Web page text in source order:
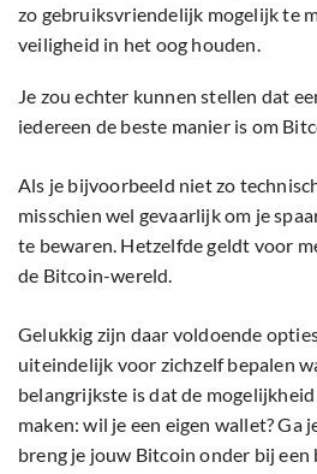
zo gebruiksvriendelijk mogelijk te
veiligheid in het oog houden.
Je zou echter kunnen stellen dat
iedereen de beste manier is om
Als je bijvoorbeeld niet zo
misschien wel gevaarlijk om je
te bewaren. Hetzelfde geldt voor
de Bitcoin-wereld.
Gelukkig zijn daar voldoende
uiteindelijk voor zichzelf bepalen
belangrijkste is dat de
maken: wil je een eigen wallet? Ga
breng je jouw Bitcoin onder bij een